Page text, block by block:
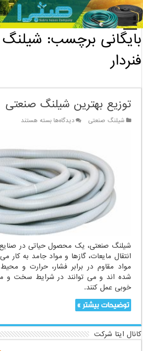
خانه / بایگانی برچسب: شیلنگ صنعتی فنردار
بایگانی برچسب:
فنردار
توزیع بهترین شیلنگ صنعتی
شیلنگ صنعتی دیدگاه‌هابرای
صنعتی
بسته هستند
شیلنگ صنعتی، یک محصول حیاتی در
انتقال مایعات، گازها و مواد جامد به کار
مواد مقاوم در برابر فشار، حرارت و
شده اند و می توانند در شرایط سخت و
خوبی عمل کنند.
توضیحات بیشتر »
کانال ایتا شرکت